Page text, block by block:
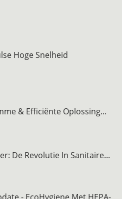
Hoge Snelheid
& Efficiënte Oplossing...
De Revolutie In Sanitaire...